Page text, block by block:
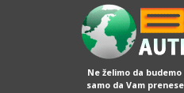
Ne želimo da
samo da Vam